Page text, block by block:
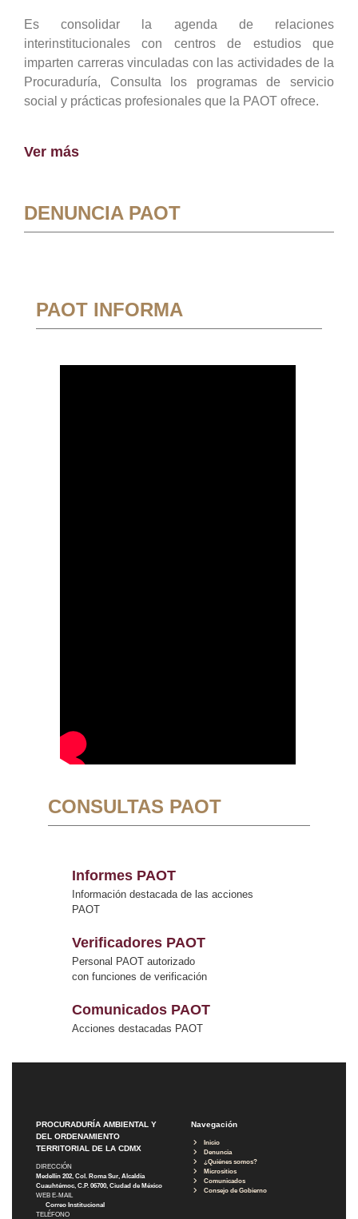
Es consolidar la agenda de relaciones
interinstitucionales con centros de estudios que
imparten carreras vinculadas con las actividades de la
Procuraduría, Consulta los programas de servicio
social y prácticas profesionales que la PAOT ofrece.
Ver más
DENUNCIA PAOT
PAOT INFORMA
CONSULTAS PAOT
Informes PAOT
Información destacada de las acciones
PAOT
Verificadores PAOT
Personal PAOT autorizado
con funciones de verificación
Comunicados PAOT
Acciones destacadas PAOT
PROCURADURÍA AMBIENTAL Y
DEL ORDENAMIENTO
TERRITORIAL DE LA CDMX
DIRECCIÓN
Medellín 202, Col. Roma Sur, Alcaldía
Cuauhtémoc, C.P. 06700, Ciudad de México
WEB E-MAIL
Correo Institucional
TELÉFONO
Navegación
Inicio
Denuncia
¿Quiénes somos?
Micrositios
Comunicados
Consejo de Gobierno